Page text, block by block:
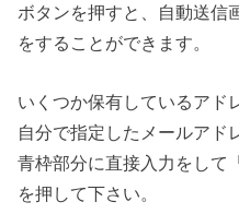
ボタンを押すと、自動送信
をすることができます。
いくつか保有しているアド
自分で指定したメールアド
青枠部分に直接入力をして
を押して下さい。